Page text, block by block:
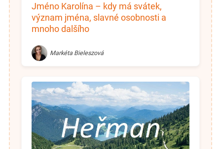
Jméno Karolína – kdy má svátek,
význam jména, slavné osobnosti a
mnoho dalšího
Markéta Bieleszová